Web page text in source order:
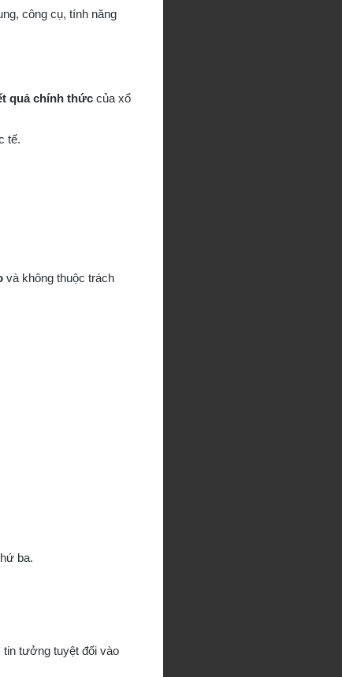
công cụ, tính năng
quả chính thức của xổ
tế.
và không thuộc trách
ba.
tin tưởng tuyệt đối vào